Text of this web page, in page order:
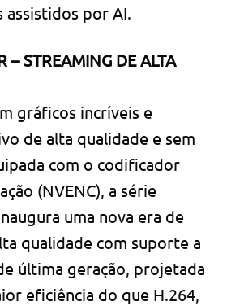
por AI.
– STREAMING DE ALTA
gráficos incríveis e
de alta qualidade e sem
com o codificador
(NVENC), a série
uma nova era de
qualidade com suporte a
última geração, projetada
eficiência do que H.264,